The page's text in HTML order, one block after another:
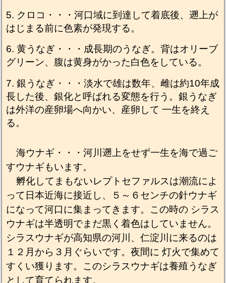
クロコ・・・河口域に到達して着底後、遡上が
はじまる前に色素が発現する。
黄うなぎ・・・成長期のうなぎ。背はオリーブ
グリーン、腹は黄身がかった白色をしている。
銀うなぎ・・・淡水で雄は数年、雌は約10年成
長した後、銀化と呼ばれる変態を行う。銀うなぎ
は外洋の産卵場へ向かい、産卵して 一生を終え
る。
海ウナギ・・・河川遡上をせず一生を海で過ご
すウナギもいます。
孵化してまもないレプトセファルスは潮流によ
って日本近海に接近し、５～６センチの針ウナギ
になって河口に集まってきます。この時の シラス
ウナギは半透明でまだ黒く着色はしていません。
シラスウナギが高知県の河川、仁淀川に来るのは
１２月から３月ぐらいです。夜間に 灯火で集めて
すくい獲ります。このシラスウナギは養殖うなぎ
として育てられます。